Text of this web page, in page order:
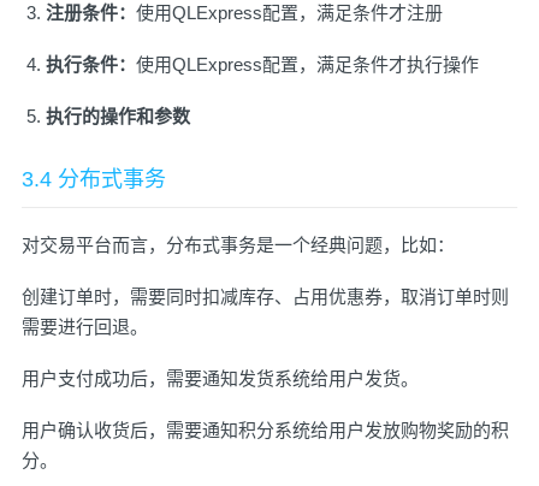
注册条件： 使用QLExpress配置，满足条件才注册
执行条件： 使用QLExpress配置，满足条件才执行操作
执行的操作和参数
3.4 分布式事务
对交易平台而言，分布式事务是一个经典问题，比如：
创建订单时，需要同时扣减库存、占用优惠券，取消订单时则
需要进行回退。
用户支付成功后，需要通知发货系统给用户发货。
用户确认收货后，需要通知积分系统给用户发放购物奖励的积
分。